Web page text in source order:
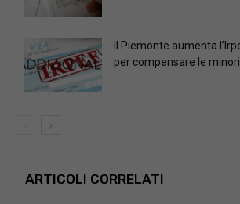
Il Piemonte aumenta
per compensare le minori...
ARTICOLI CORRELATI